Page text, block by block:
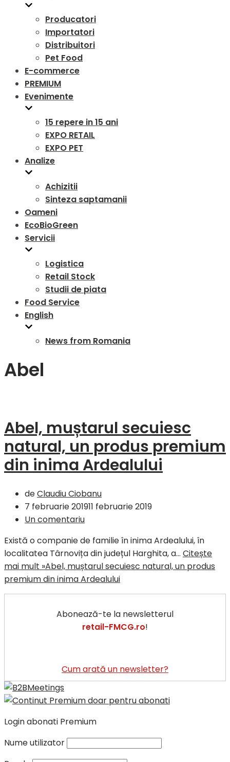
Producatori
Importatori
Distribuitori
Pet Food
E-commerce
PREMIUM
Evenimente
15 repere in 15 ani
EXPO RETAIL
EXPO PET
Analize
Achizitii
Sinteza saptamanii
Oameni
EcoBioGreen
Servicii
Logistica
Retail Stock
Studii de piata
Food Service
English
News from Romania
Abel
Abel, muștarul secuiesc
natural, un produs premium
din inima Ardealului
deClaudiu Ciobanu
7 februarie 201911 februarie 2019
Un comentariu
Există o companie de familie în inima Ardealului, în
localitatea Târnovița din județul Harghita, a… Citește
mai mult »Abel, muștarul secuiesc natural, un produs
premium din inima Ardealului
Abonează-te la newsletterul
retail-FMCG.ro!
Cum arată un newsletter?
Login abonati Premium
Nume utilizator